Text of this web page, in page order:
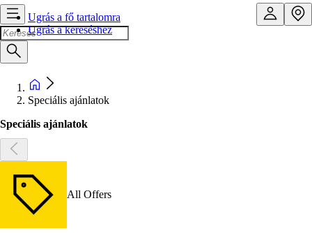
Ugrás a fő tartalomra
Ugrás a kereséshez
Speciális ajánlatok
Speciális ajánlatok
All Offers